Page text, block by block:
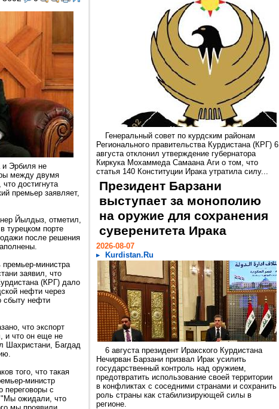
и Эрбиля не
между двумя
достигнута
премьер заявляет,
Йылдыз, отметил,
турецком порте
после решения
министра
заявил, что
(КРГ) дало
нефти через
сбыту нефти
что экспорт
и что он еще не
Шахристани, Багдад
того, что такая
министр
переговоры с
"Мы ожидали, что
Генеральный совет по курдским районам
Регионального правительства Курдистана (КРГ) 6
августа отклонил утверждение губернатора
Киркука Мохаммеда Самаана Аги о том, что
статья 140 Конституции Ирака утратила силу...
Президент Барзани
выступает за монополию
на оружие для сохранения
суверенитета Ирака
2026-08-07
Kurdistan.Ru
6 августа президент Иракского Курдистана
Нечирван Барзани призвал Ирак усилить
государственный контроль над оружием,
предотвратить использование своей территории
в конфликтах с соседними странами и сохранить
роль страны как стабилизирующей силы в
регионе.